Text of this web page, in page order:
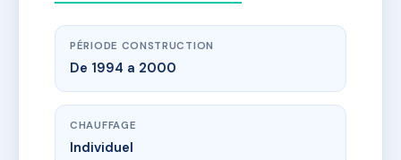
PÉRIODE CONSTRUCTION
De 1994 a 2000
CHAUFFAGE
Individuel